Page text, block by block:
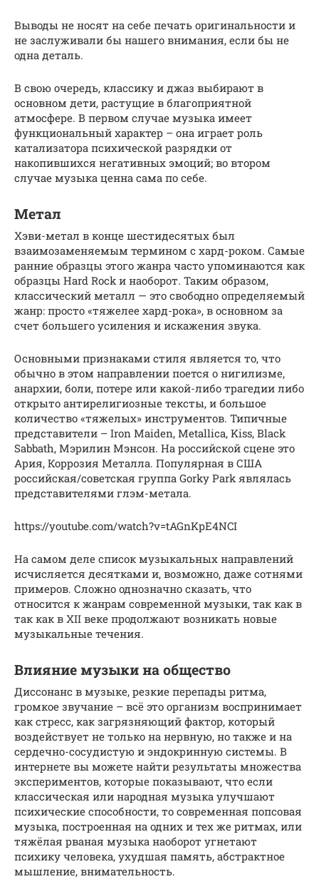
Выводы не носят на себе печать оригинальности и
не заслуживали бы нашего внимания, если бы не
одна деталь.
В свою очередь, классику и джаз выбирают в
основном дети, растущие в благоприятной
атмосфере. В первом случае музыка имеет
функциональный характер – она играет роль
катализатора психической разрядки от
накопившихся негативных эмоций; во втором
случае музыка ценна сама по себе.
Метал
Хэви-метал в конце шестидесятых был
взаимозаменяемым термином с хард-роком. Самые
ранние образцы этого жанра часто упоминаются как
образцы Hard Rock и наоборот. Таким образом,
классический металл — это свободно определяемый
жанр: просто «тяжелее хард-рока», в основном за
счет большего усиления и искажения звука.
Основными признаками стиля является то, что
обычно в этом направлении поется о нигилизме,
анархии, боли, потере или какой-либо трагедии либо
открыто антирелигиозные тексты, и большое
количество «тяжелых» инструментов. Типичные
представители – Iron Maiden, Metallica, Kiss, Black
Sabbath, Мэрилин Мэнсон. На российской сцене это
Ария, Коррозия Металла. Популярная в США
российская/советская группа Gorky Park являлась
представителями глэм-метала.
https://youtube.com/watch?v=tAGnKpE4NCI
На самом деле список музыкальных направлений
исчисляется десятками и, возможно, даже сотнями
примеров. Сложно однозначно сказать, что
относится к жанрам современной музыки, так как в
так как в XII веке продолжают возникать новые
музыкальные течения.
Влияние музыки на общество
Диссонанс в музыке, резкие перепады ритма,
громкое звучание – всё это организм воспринимает
как стресс, как загрязняющий фактор, который
воздействует не только на нервную, но также и на
сердечно-сосудистую и эндокринную системы. В
интернете вы можете найти результаты множества
экспериментов, которые показывают, что если
классическая или народная музыка улучшают
психические способности, то современная попсовая
музыка, построенная на одних и тех же ритмах, или
тяжёлая рваная музыка наоборот угнетают
психику человека, ухудшая память, абстрактное
мышление, внимательность.